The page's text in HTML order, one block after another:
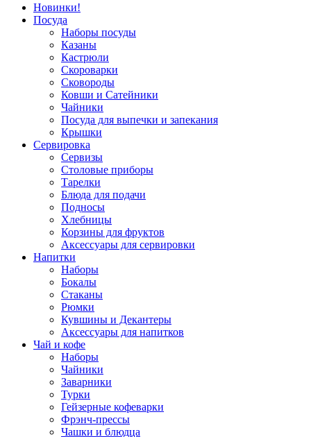
Новинки!
Посуда
Наборы посуды
Казаны
Кастрюли
Скороварки
Сковороды
Ковши и Сатейники
Чайники
Посуда для выпечки и запекания
Крышки
Сервировка
Сервизы
Столовые приборы
Тарелки
Блюда для подачи
Подносы
Хлебницы
Корзины для фруктов
Аксессуары для сервировки
Напитки
Наборы
Бокалы
Стаканы
Рюмки
Кувшины и Декантеры
Аксессуары для напитков
Чай и кофе
Наборы
Чайники
Заварники
Турки
Гейзерные кофеварки
Фрэнч-прессы
Чашки и блюдца